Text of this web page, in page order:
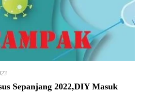
Sepanjang 2022,DIY Masuk